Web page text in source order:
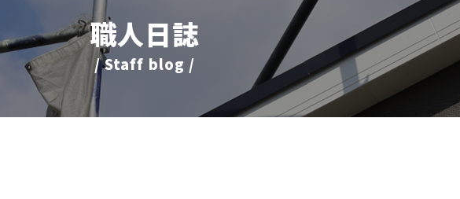
職人日誌
/ Staff blog /